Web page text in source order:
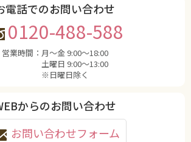
電話でのお問い合わせ
0120-488-588
営業時間： 月〜金 9:00〜18:00
土曜日 9:00〜13:00
※日曜日除く
からのお問い合わせ
お問い合わせフォーム